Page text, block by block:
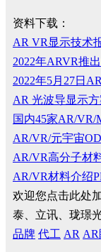
资料下载：
AR VR显示技术
2022年ARVR推
2022年5月27日
AR 光波导显示
国内45家AR/VR/
AR/VR/元宇宙
AR/VR高分子材
AR/VR材料介绍
欢迎您点击此处
泰、立讯、珑璟
品牌 代工 AR